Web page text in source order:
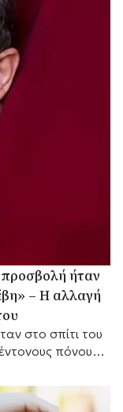
ήταν
– Η αλλαγή
πόνους